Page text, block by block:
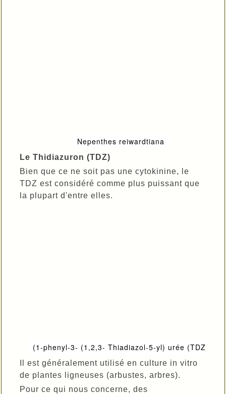
Nepenthes reiwardtiana
Le Thidiazuron (TDZ)
Bien que ce ne soit pas une cytokinine, le
TDZ est considéré comme plus puissant que
la plupart d'entre elles.
(1-phenyl-3- (1,2,3- Thiadiazol-5-yl) urée (TDZ)
Il est généralement utilisé en culture in vitro
de plantes ligneuses (arbustes, arbres).
Pour ce qui nous concerne, des